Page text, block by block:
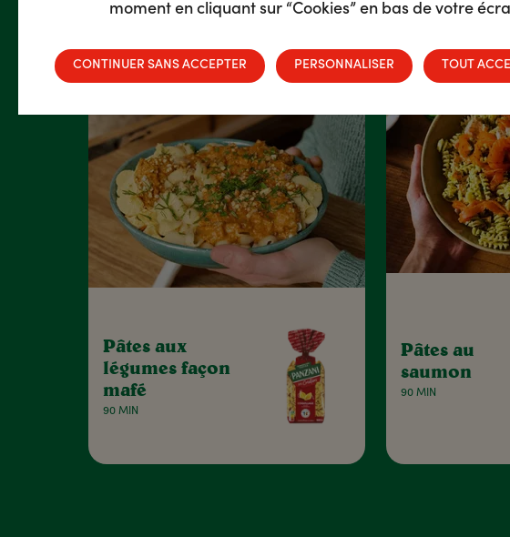
Pâtes aux
légumes façon
mafé
90 MIN
Pâtes au
saumon
90 MIN
moment en cliquant sur “Cookies” en bas de votre
CONTINUER SANS ACCEPTER PERSONNALISER TOUT